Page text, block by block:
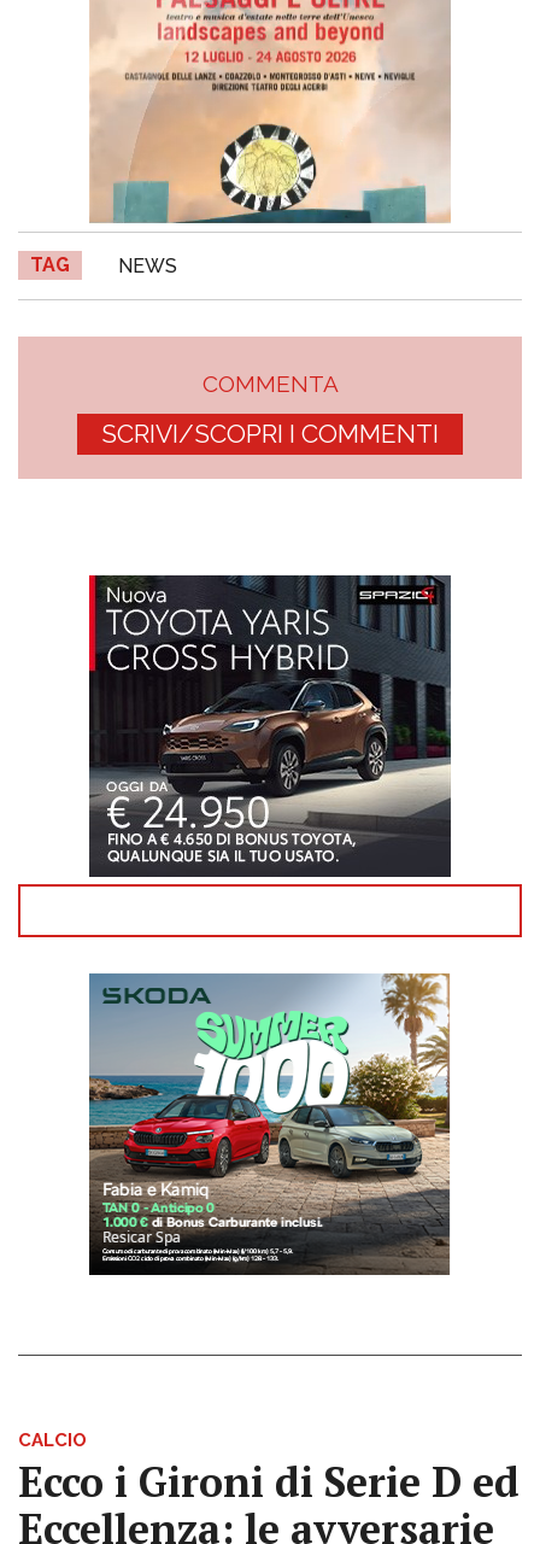
TAG NEWS
COMMENTA
SCRIVI/SCOPRI I COMMENTI
CALCIO
Ecco i Gironi di Serie D ed
Eccellenza: le avversarie